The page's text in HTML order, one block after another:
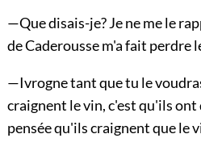
—Que disais-je? Je ne me le
de Caderousse m'a fait perdre
—Ivrogne tant que tu le
craignent le vin, c'est qu'ils
pensée qu'ils craignent que le